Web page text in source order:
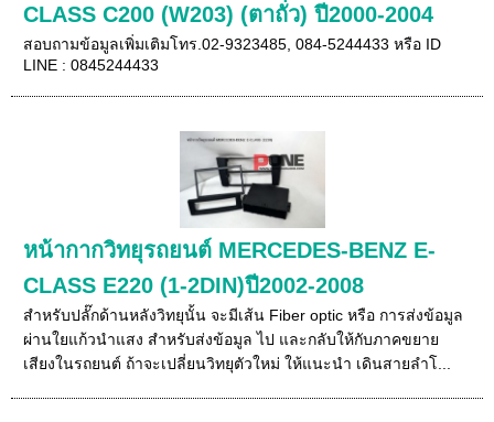
CLASS C200 (W203) (ตาถั่ว) ปี2000-2004
สอบถามข้อมูลเพิ่มเติมโทร.02-9323485, 084-5244433 หรือ ID
LINE : 0845244433
หน้ากากวิทยุรถยนต์ MERCEDES-BENZ E-
CLASS E220 (1-2DIN)ปี2002-2008
สำหรับปลั๊กด้านหลังวิทยุนั้น จะมีเส้น Fiber optic หรือ การส่งข้อมูล
ผ่านใยแก้วนำแสง สำหรับส่งข้อมูล ไป และกลับให้กับภาคขยาย
เสียงในรถยนต์ ถ้าจะเปลี่ยนวิทยุตัวใหม่ ให้แนะนำ เดินสายลำโ...